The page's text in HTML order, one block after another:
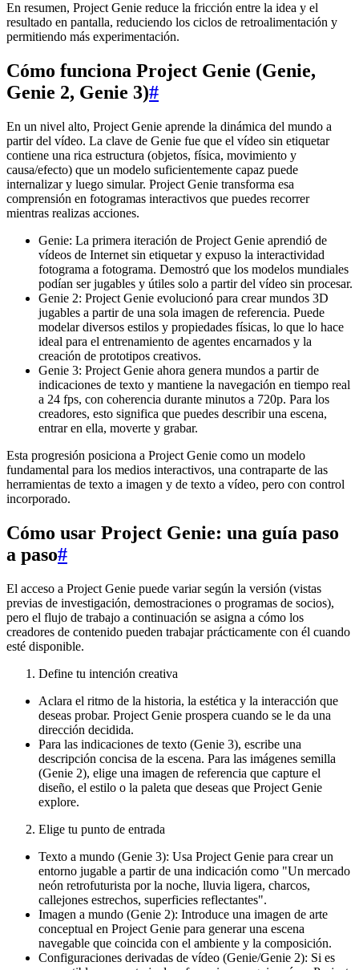
En resumen, Project Genie reduce la fricción entre la idea y el
resultado en pantalla, reduciendo los ciclos de retroalimentación y
permitiendo más experimentación.
Cómo funciona Project Genie (Genie,
Genie 2, Genie 3)#
En un nivel alto, Project Genie aprende la dinámica del mundo a
partir del vídeo. La clave de Genie fue que el vídeo sin etiquetar
contiene una rica estructura (objetos, física, movimiento y
causa/efecto) que un modelo suficientemente capaz puede
internalizar y luego simular. Project Genie transforma esa
comprensión en fotogramas interactivos que puedes recorrer
mientras realizas acciones.
Genie: La primera iteración de Project Genie aprendió de
vídeos de Internet sin etiquetar y expuso la interactividad
fotograma a fotograma. Demostró que los modelos mundiales
podían ser jugables y útiles solo a partir del vídeo sin procesar.
Genie 2: Project Genie evolucionó para crear mundos 3D
jugables a partir de una sola imagen de referencia. Puede
modelar diversos estilos y propiedades físicas, lo que lo hace
ideal para el entrenamiento de agentes encarnados y la
creación de prototipos creativos.
Genie 3: Project Genie ahora genera mundos a partir de
indicaciones de texto y mantiene la navegación en tiempo real
a 24 fps, con coherencia durante minutos a 720p. Para los
creadores, esto significa que puedes describir una escena,
entrar en ella, moverte y grabar.
Esta progresión posiciona a Project Genie como un modelo
fundamental para los medios interactivos, una contraparte de las
herramientas de texto a imagen y de texto a vídeo, pero con control
incorporado.
Cómo usar Project Genie: una guía paso
a paso#
El acceso a Project Genie puede variar según la versión (vistas
previas de investigación, demostraciones o programas de socios),
pero el flujo de trabajo a continuación se asigna a cómo los
creadores de contenido pueden trabajar prácticamente con él cuando
esté disponible.
Define tu intención creativa
Aclara el ritmo de la historia, la estética y la interacción que
deseas probar. Project Genie prospera cuando se le da una
dirección decidida.
Para las indicaciones de texto (Genie 3), escribe una
descripción concisa de la escena. Para las imágenes semilla
(Genie 2), elige una imagen de referencia que capture el
diseño, el estilo o la paleta que deseas que Project Genie
explore.
Elige tu punto de entrada
Texto a mundo (Genie 3): Usa Project Genie para crear un
entorno jugable a partir de una indicación como "Un mercado
neón retrofuturista por la noche, lluvia ligera, charcos,
callejones estrechos, superficies reflectantes".
Imagen a mundo (Genie 2): Introduce una imagen de arte
conceptual en Project Genie para generar una escena
navegable que coincida con el ambiente y la composición.
Configuraciones derivadas de vídeo (Genie/Genie 2): Si es